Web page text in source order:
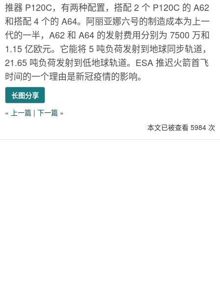
推器 P120C，有两种配置，搭配 2 个 P120C 的 A62
和搭配 4 个的 A64。阿丽亚娜六号的制造成本为上一
代的一半，A62 和 A64 的发射费用分别为 7500 万和
1.15 亿欧元。它能将 5 吨负荷发射到地球同步轨道，
21.65 吨负荷发射到低地球轨道。ESA 推迟火箭首飞
时间的一个理由是新冠疫情的影响。
长图分享
« 上一篇 | 下一篇 »
本文已被查看 5984 次